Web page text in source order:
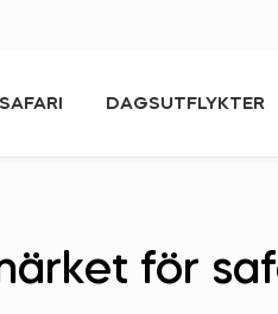
SAFARI DAGSUTFLYKTER
för